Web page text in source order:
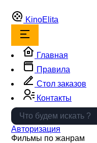
KinoElita
Главная
Правила
Стол заказов
Контакты
Авторизация
Фильмы по жанрам